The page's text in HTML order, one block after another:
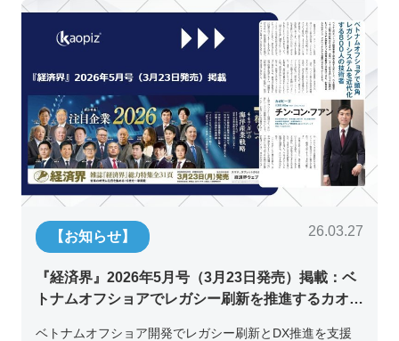
【お知らせ】 26.03.27
『経済界』2026年5月号（3月23日発売）掲載：ベ
トナムオフショアでレガシー刷新を推進するカオピ
ベトナムオフショア開発でレガシー刷新とDX推進を支援